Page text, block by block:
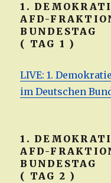
1.
AFD-
BUNDESTAG
( TAG 1 )
LIVE: 1.
im Deutschen
1.
AFD-
BUNDESTAG
( TAG 2 )